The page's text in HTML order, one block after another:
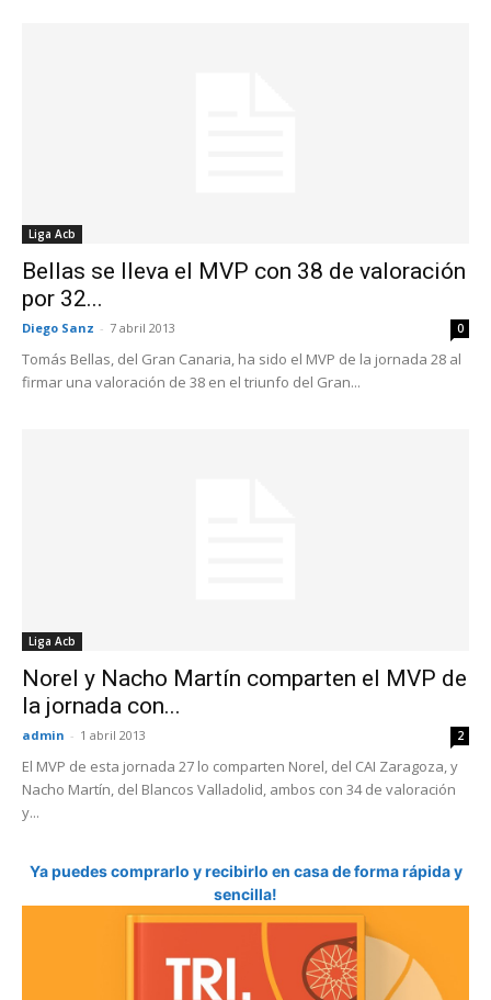
Liga Acb
Bellas se lleva el MVP con 38 de valoración
por 32...
Diego Sanz - 7 abril 2013 0
Tomás Bellas, del Gran Canaria, ha sido el MVP de la jornada 28 al
firmar una valoración de 38 en el triunfo del Gran...
Liga Acb
Norel y Nacho Martín comparten el MVP de
la jornada con...
admin - 1 abril 2013 2
El MVP de esta jornada 27 lo comparten Norel, del CAI Zaragoza, y
Nacho Martín, del Blancos Valladolid, ambos con 34 de valoración
y...
Ya puedes comprarlo y recibirlo en casa de forma rápida y
sencilla!